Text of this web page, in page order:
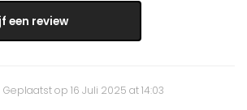
een review
Geplaatst op 16 Juli 2025 at 14:03